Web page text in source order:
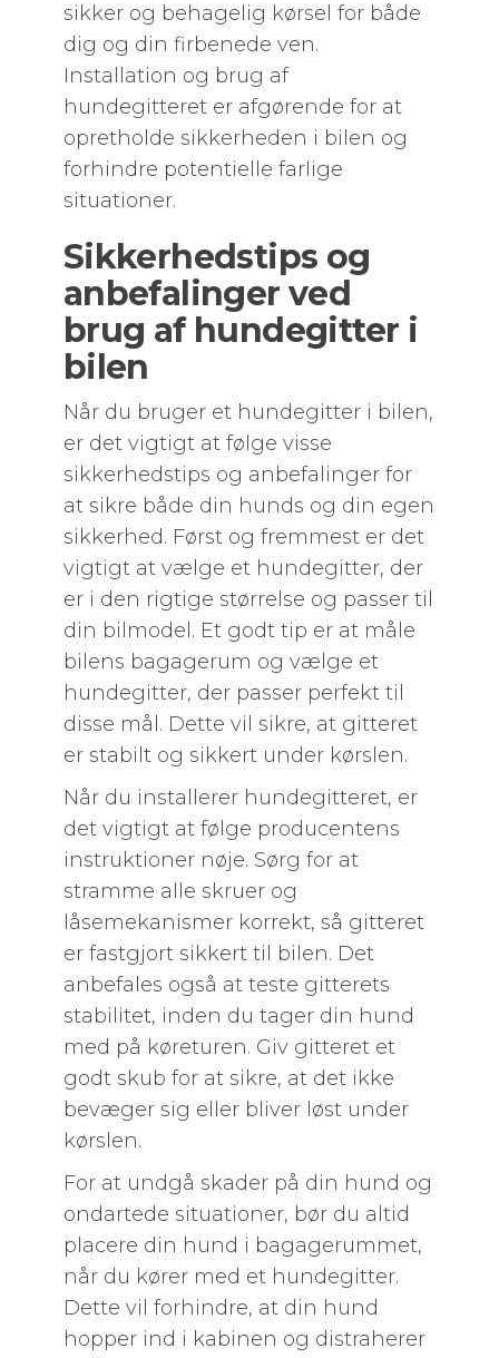
sikker og behagelig kørsel for både
dig og din firbenede ven.
Installation og brug af
hundegitteret er afgørende for at
opretholde sikkerheden i bilen og
forhindre potentielle farlige
situationer.
Sikkerhedstips og
anbefalinger ved
brug af hundegitter i
bilen
Når du bruger et hundegitter i bilen,
er det vigtigt at følge visse
sikkerhedstips og anbefalinger for
at sikre både din hunds og din egen
sikkerhed. Først og fremmest er det
vigtigt at vælge et hundegitter, der
er i den rigtige størrelse og passer til
din bilmodel. Et godt tip er at måle
bilens bagagerum og vælge et
hundegitter, der passer perfekt til
disse mål. Dette vil sikre, at gitteret
er stabilt og sikkert under kørslen.
Når du installerer hundegitteret, er
det vigtigt at følge producentens
instruktioner nøje. Sørg for at
stramme alle skruer og
låsemekanismer korrekt, så gitteret
er fastgjort sikkert til bilen. Det
anbefales også at teste gitterets
stabilitet, inden du tager din hund
med på køreturen. Giv gitteret et
godt skub for at sikre, at det ikke
bevæger sig eller bliver løst under
kørslen.
For at undgå skader på din hund og
ondartede situationer, bør du altid
placere din hund i bagagerummet,
når du kører med et hundegitter.
Dette vil forhindre, at din hund
hopper ind i kabinen og distraherer